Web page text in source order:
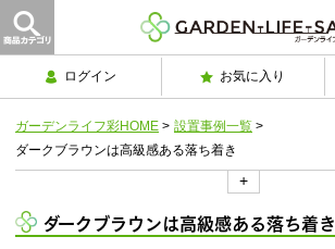
ログイン お気に入り
ガーデンライフ彩HOME > 設置事例一覧 >
ダークブラウンは高級感ある落ち着き
+
ダークブラウンは高級感ある落ち着き